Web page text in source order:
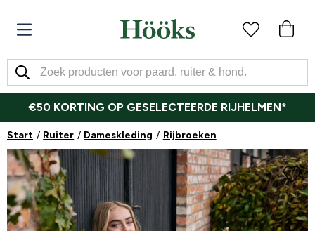
€50 KORTING OP GESELECTEERDE RIJHELMEN*
Start Ruiter Dameskleding Rijbroeken